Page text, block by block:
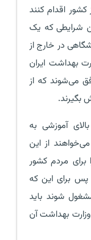
اقدام کنند
شرایطی که یک
در خارج از
بهداشت ایران
می‌شوند که از
بگیرند.
آموزشی به
از این
برای مردم کشور
پس برای این که
مشغول شوند باید
وزارت بهداشت آن